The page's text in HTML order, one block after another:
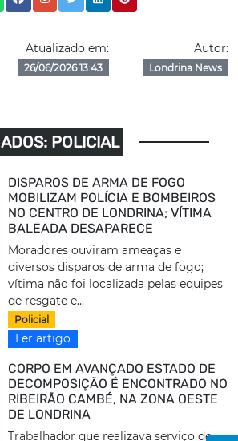
Atualizado em:
26/06/2026 13:43
Autor:
Londrina News
POLICIAL
DISPAROS DE ARMA DE FOGO
MOBILIZAM POLÍCIA E BOMBEIROS
NO CENTRO DE LONDRINA; VÍTIMA
BALEADA DESAPARECE
Moradores ouviram ameaças e
diversos disparos de arma de fogo;
vítima não foi localizada pelas equipes
de resgate e...
Policial
Ler artigo
CORPO EM AVANÇADO ESTADO DE
DECOMPOSIÇÃO É ENCONTRADO NO
RIBEIRÃO CAMBÉ, NA ZONA OESTE
DE LONDRINA
Trabalhador que realizava serviço de